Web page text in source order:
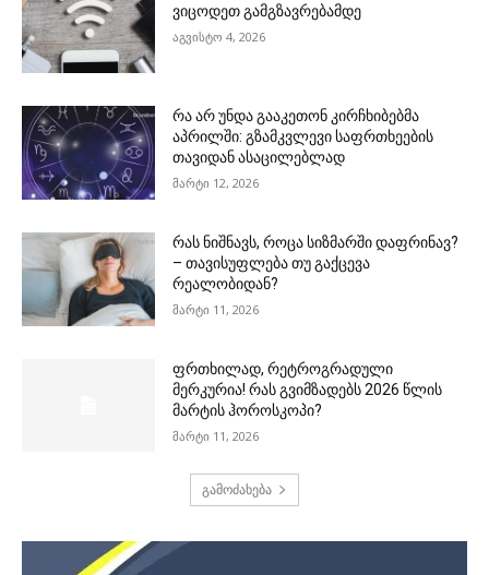
ვიცოდეთ გამგზავრებამდე
აგვისტო 4, 2026
რა არ უნდა გააკეთონ კირჩხიბებმა
აპრილში: გზამკვლევი საფრთხეების
თავიდან ასაცილებლად
მარტი 12, 2026
რას ნიშნავს, როცა სიზმარში დაფრინავ?
– თავისუფლება თუ გაქცევა
რეალობიდან?
მარტი 11, 2026
ფრთხილად, რეტროგრადული
მერკურია! რას გვიმზადებს 2026 წლის
მარტის ჰოროსკოპი?
მარტი 11, 2026
გამოძახება